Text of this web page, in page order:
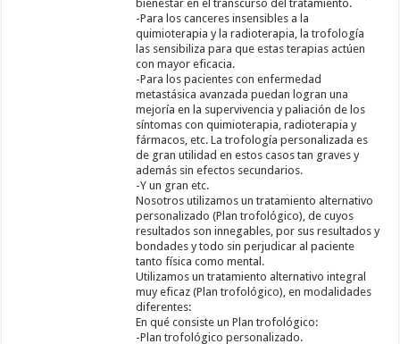
bienestar en el transcurso del tratamiento.
-Para los canceres insensibles a la
quimioterapia y la radioterapia, la trofología
las sensibiliza para que estas terapias actúen
con mayor eficacia.
-Para los pacientes con enfermedad
metastásica avanzada puedan logran una
mejoría en la supervivencia y paliación de los
síntomas con quimioterapia, radioterapia y
fármacos, etc. La trofología personalizada es
de gran utilidad en estos casos tan graves y
además sin efectos secundarios.
-Y un gran etc.
Nosotros utilizamos un tratamiento alternativo
personalizado (Plan trofológico), de cuyos
resultados son innegables, por sus resultados y
bondades y todo sin perjudicar al paciente
tanto física como mental.
Utilizamos un tratamiento alternativo integral
muy eficaz (Plan trofológico), en modalidades
diferentes:
En qué consiste un Plan trofológico:
-Plan trofológico personalizado.